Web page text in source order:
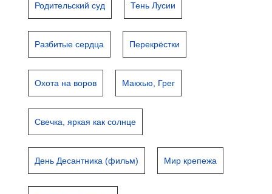
Родительский суд Тень Лусии
Разбитые сердца Перекрёстки
Охота на воров Макхью, Грег
Свечка, яркая как солнце
День Десантника (фильм) Мир крепежа